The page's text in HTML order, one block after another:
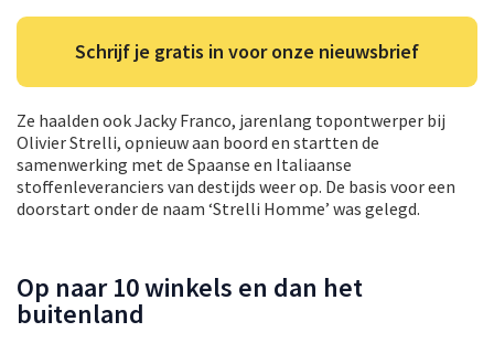
Schrijf je gratis in voor onze nieuwsbrief
Ze haalden ook Jacky Franco, jarenlang topontwerper bij
Olivier Strelli, opnieuw aan boord en startten de
samenwerking met de Spaanse en Italiaanse
stoffenleveranciers van destijds weer op. De basis voor een
doorstart onder de naam ‘Strelli Homme’ was gelegd.
Op naar 10 winkels en dan het
buitenland